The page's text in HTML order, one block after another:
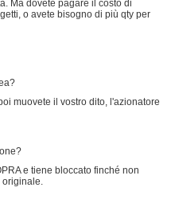
Ma dovete pagare il costo di
o avete bisogno di più qty per
muovete il vostro dito, l'azionatore
e tiene bloccato finché non
originale.